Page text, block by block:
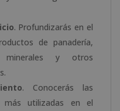
. Profundizarás en el
de panadería,
minerales y otros
. Conocerás las
más utilizadas en el